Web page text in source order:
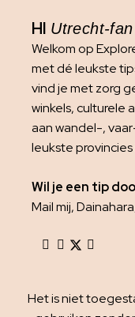
HI Utrecht-fan
Welkom op
met dé leukste
vind je met zorg
winkels, culturele
aan wandel-,
leukste
Wil je een tip
Mail mij,
Het is niet